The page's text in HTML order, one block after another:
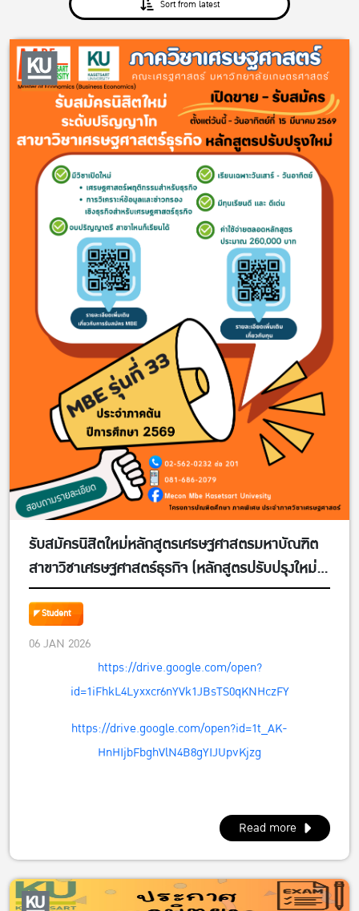
Sort from latest
รับสมัครนิสิตใหม่หลักสูตรเศรษฐศาสตรมหาบัณฑิต
สาขาวิชาเศรษฐศาสตร์ธุรกิจ (หลักสูตรปรับปรุงใหม่)
MBE รุ่นที่ 33 (รหัส 69) ประจำภาคต้น ปีการศึกษา
2569 ตั้งแต่วันนี้ – วันอาทิตย์ที่ 15 มีนาคม 2569
Student
06 JAN 2026
https://drive.google.com/open?
id=1iFhkL4Lyxxcr6nYVk1JBsTS0qKNHczFY
https://drive.google.com/open?id=1t_AK-
HnHIjbFbghVlN4B8gYIJUpvKjzg
Read more